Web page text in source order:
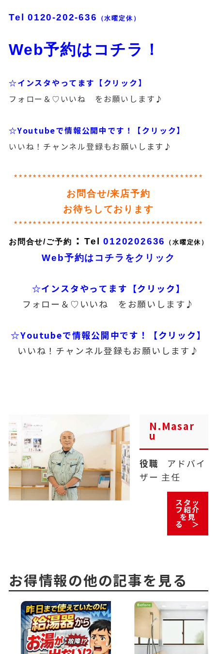
Tel0120-202-636 （水曜定休）
Web予約はコチラ！
☆インスタやってます【クリック】
フォロー＆♡いいね をお願いします♪
☆Youtubeで情報公開中です！【クリック】
いいね！チャンネル登録もお願いします♪
****************************************
お問合せ/来店予約
お待ちしております
****************************************
お問合せ/ご予約 ：Tel0120202636 （水曜定休）
Web予約はコチラをクリック
☆インスタやってます【クリック】
フォロー＆♡いいね をお願いします♪
☆Youtubeで情報公開中です！【クリック】
いいね！チャンネル登録もお願いします♪
N.Masar
u
役職
アドバイ
ザー 主任
スタッ
フ紹介
を見
る ＞
お得情報の他の記事を見る